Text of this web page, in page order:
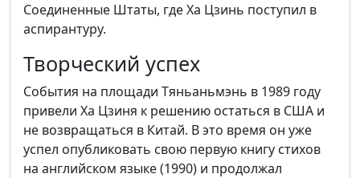
Соединенные Штаты, где Ха Цзинь поступил в
аспирантуру.
Творческий успех
События на площади Тяньаньмэнь в 1989 году
привели Ха Цзиня к решению остаться в США и
не возвращаться в Китай. В это время он уже
успел опубликовать свою первую книгу стихов
на английском языке (1990) и продолжал